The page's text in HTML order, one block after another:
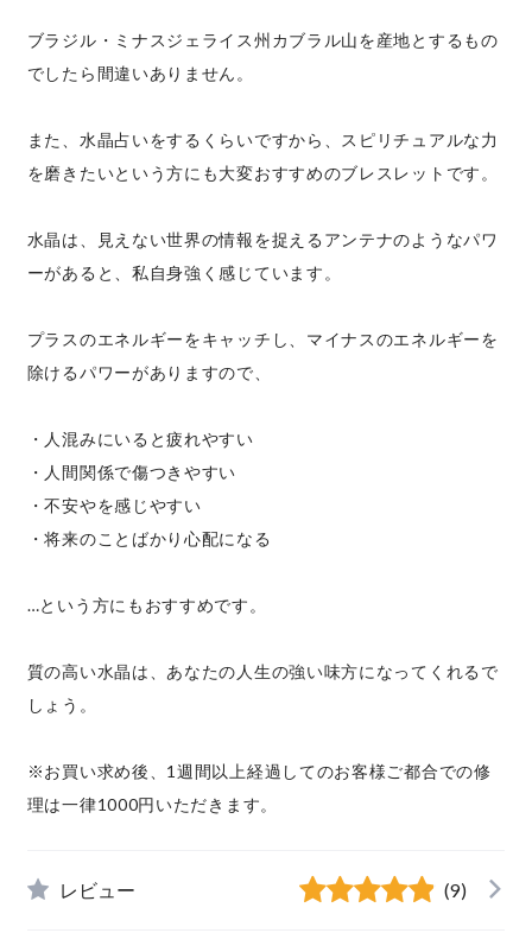
ブラジル・ミナスジェライス州カブラル山を産地とするもの
でしたら間違いありません。
また、水晶占いをするくらいですから、スピリチュアルな力
を磨きたいという方にも大変おすすめのブレスレットです。
水晶は、見えない世界の情報を捉えるアンテナのようなパワ
ーがあると、私自身強く感じています。
プラスのエネルギーをキャッチし、マイナスのエネルギーを
除けるパワーがありますので、
・人混みにいると疲れやすい
・人間関係で傷つきやすい
・不安やを感じやすい
・将来のことばかり心配になる
…という方にもおすすめです。
質の高い水晶は、あなたの人生の強い味方になってくれるで
しょう。
※お買い求め後、1週間以上経過してのお客様ご都合での修
理は一律1000円いただきます。
レビュー (9)